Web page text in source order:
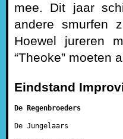
mee. Dit jaar
andere smurfen
Hoewel jureren
“Theoke” moeten
Eindstand
De Regenbroeders
De Jungelaars